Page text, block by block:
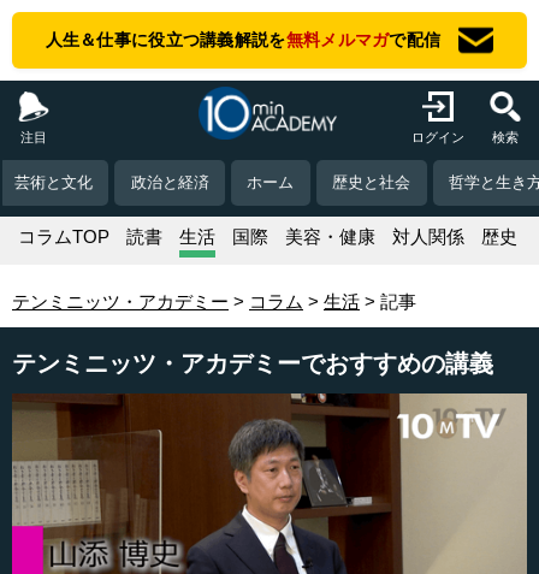
人生＆仕事に役立つ講義解説を無料メルマガで配信
注目 ログイン 検索
芸術と文化 政治と経済 ホーム 歴史と社会 哲学と生き
コラムTOP 読書 生活 国際 美容・健康 対人関係 歴史
テンミニッツ・アカデミー コラム 生活 記事
テンミニッツ・アカデミーでおすすめの講義